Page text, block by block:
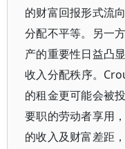
的财富回报形式流
分配不平等。另一
产的重要性日益凸
收入分配秩序。
的租金更可能会被
要职的劳动者享用
的收入及财富差距